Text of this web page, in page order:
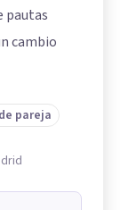
pautas
cambio
pareja